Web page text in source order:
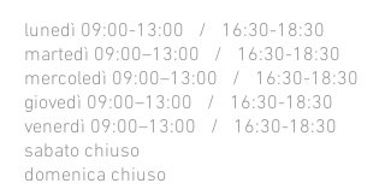
lunedì 09:00-13:00 / 16:30-18:30
martedì 09:00–13:00 / 16:30-18:30
mercoledì 09:00–13:00 / 16:30-18:30
giovedì 09:00–13:00 / 16:30-18:30
venerdì 09:00–13:00 / 16:30-18:30
sabato chiuso
domenica chiuso